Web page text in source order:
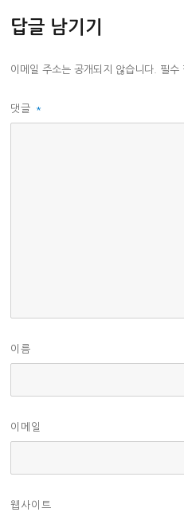
답글 남기기
이메일 주소는 공개되지 않습니다. 필수
댓글 *
이름
이메일
웹사이트